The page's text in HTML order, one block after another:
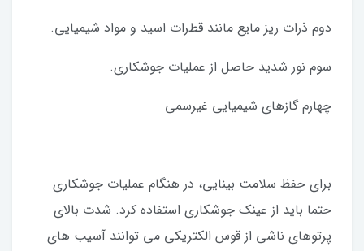
دوم ذرات ریز مایع مانند قطرات اسید و مواد شیمیایی.
سوم نور شدید حاصل از عملیات جوشکاری.
چهارم گازهای شیمیایی غیرسمی
برای حفظ سلامت بینایی، در هنگام عملیات جوشکاری
حتما باید از عینک جوشکاری استفاده کرد. شدت بالای
پرتوهای ناشی از قوس الکتریکی می توانند آسیب های